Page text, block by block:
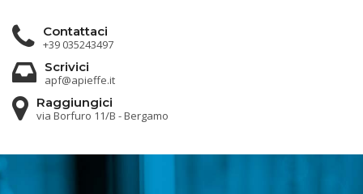
Contattaci
+39 035243497
Scrivici
apf@apieffe.it
Raggiungici
via Borfuro 11/B - Bergamo